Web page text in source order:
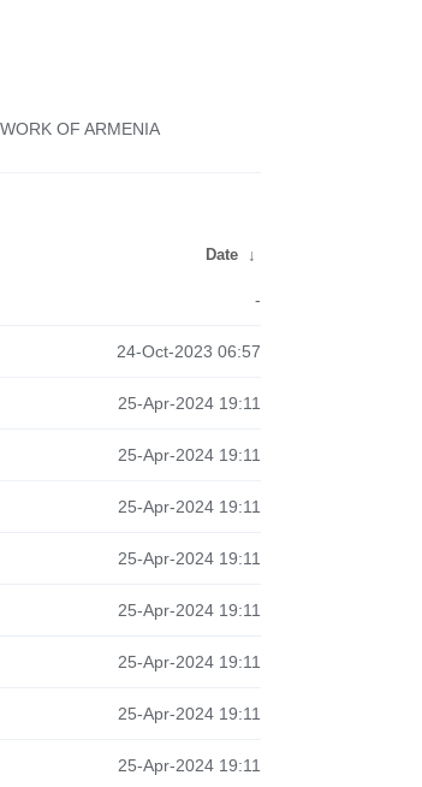
OF ARMENIA
Date ↓
-
24-Oct-2023 06:57
25-Apr-2024 19:11
25-Apr-2024 19:11
25-Apr-2024 19:11
25-Apr-2024 19:11
25-Apr-2024 19:11
25-Apr-2024 19:11
25-Apr-2024 19:11
25-Apr-2024 19:11